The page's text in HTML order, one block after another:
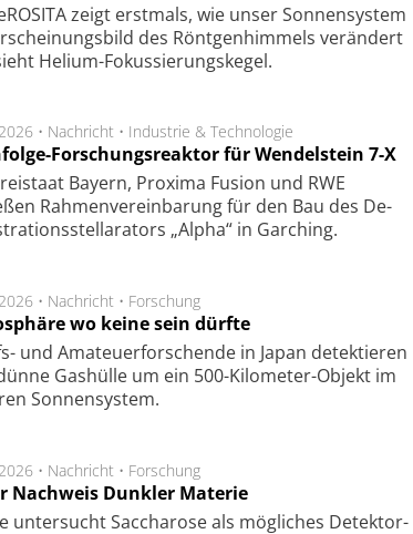
zeigt erst­mals, wie unser Son­nen­sys­tem
des Rönt­gen­him­mels ver­än­dert
Helium-Fokus­sie­rungs­ke­gel.
• Nachricht • Industrie & Technologie
Forschungsreaktor für Wendelstein 7-X
Bay­ern, Pro­xi­ma Fu­sion und RWE
Rah­men­ver­ein­ba­rung für den Bau des De­
„Alpha“ in Gar­ching.
• Nachricht • Forschung
wo keine sein dürfte
und Ama­teuer­for­schen­de in Japan de­tek­tie­ren
Gas­hül­le um ein 500-Kilo­meter-Objekt im
Son­nen­sys­tem.
• Nachricht • Forschung
Nachweis Dunkler Materie
unter­sucht Saccha­ro­se als mög­li­ches De­tek­tor­